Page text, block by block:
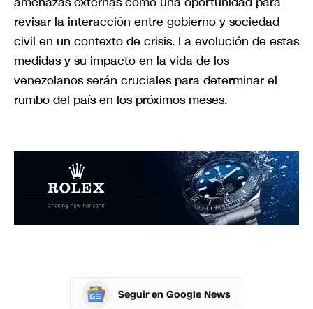
revisar la interacción entre gobierno y sociedad
civil en un contexto de crisis. La evolución de estas
medidas y su impacto en la vida de los
venezolanos serán cruciales para determinar el
rumbo del país en los próximos meses.
Seguir en Google News